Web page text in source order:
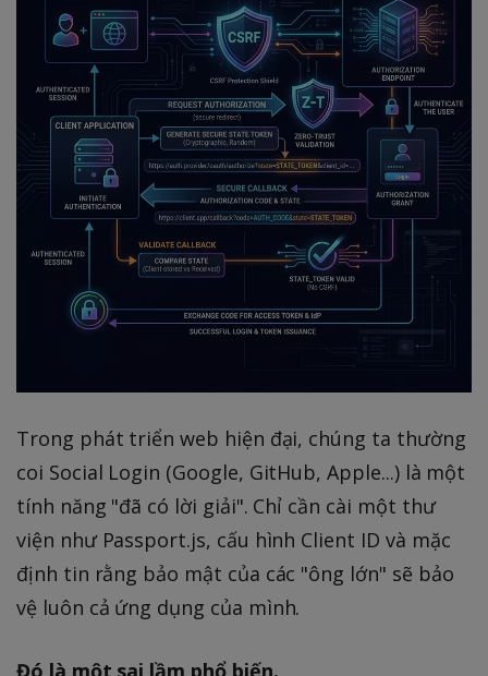
Trong phát triển web hiện đại, chúng ta thường
coi Social Login (Google, GitHub, Apple...) là một
tính năng "đã có lời giải". Chỉ cần cài một thư
viện như Passport.js, cấu hình Client ID và mặc
định tin rằng bảo mật của các "ông lớn" sẽ bảo
vệ luôn cả ứng dụng của mình.
Đó là một sai lầm phổ biến.